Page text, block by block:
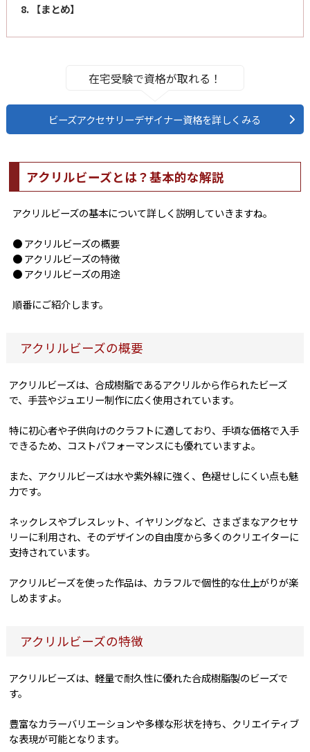
8. 【まとめ】
在宅受験で資格が取れる！
ビーズアクセサリーデザイナー資格を詳しくみる
アクリルビーズとは？基本的な解説
アクリルビーズの基本について詳しく説明していきますね。
● アクリルビーズの概要
● アクリルビーズの特徴
● アクリルビーズの用途
順番にご紹介します。
アクリルビーズの概要
アクリルビーズは、合成樹脂であるアクリルから作られたビーズ
で、手芸やジュエリー制作に広く使用されています。
特に初心者や子供向けのクラフトに適しており、手頃な価格で入手
できるため、コストパフォーマンスにも優れていますよ。
また、アクリルビーズは水や紫外線に強く、色褪せしにくい点も魅
力です。
ネックレスやブレスレット、イヤリングなど、さまざまなアクセサ
リーに利用され、そのデザインの自由度から多くのクリエイターに
支持されています。
アクリルビーズを使った作品は、カラフルで個性的な仕上がりが楽
しめますよ。
アクリルビーズの特徴
アクリルビーズは、軽量で耐久性に優れた合成樹脂製のビーズで
す。
豊富なカラーバリエーションや多様な形状を持ち、クリエイティブ
な表現が可能となります。